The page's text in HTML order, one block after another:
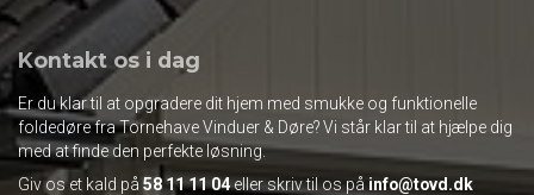
Kontakt os i dag
Er du klar til at opgradere dit hjem med smukke og funktionelle
foldedøre fra Tornehave Vinduer & Døre? Vi står klar til at hjælpe dig
med at finde den perfekte løsning.
Giv os et kald på 58 11 11 04eller skriv til os på info@tovd.dk